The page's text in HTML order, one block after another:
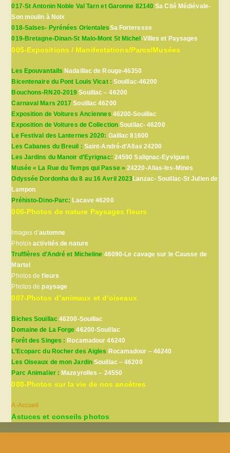
017-St Antonin Noble Val Tarn et Garonne 82140 Sa Cité Médiévale-
Son moulin à Noix
018-Salses- Pyrénées OrientalesSa Forteresse
019-Bretagne-Dinan-St Malo-Mont St Michel-Villes et Paysages
005-Expositions / Manifestations/Parcs/Musées
Les Epouvantails Nadaillac de Rouge-46350
Bicentenaire du Pont Louis Vicat : Souillac-46200
Bouchons-RN20-2019Souillac – 46200
Carnaval Mars 2017 Souillac 46200
Exposition de Voitures Anciennes 46200-Souillac
Exposition de Voitures de Collection Souillac- 46200
Le Festival des Lanternes 2020: Gaillac 81600
Les Cabanes du Breuil : Saint-André-d’Allas 24200
Les Jardins du Manoir d’Eyrignac: 24590 Salignac-Eyvigues
Musée « La Rue du Temps qui Passe » 24220-Allas-les-Mines
Odyssée Dordonha du 8 au 16 Avril 2023Lanzac- Souillac-St Julien de
Lampon
Préhisto-Dino-Parc:Lacave 46200
006-Photos de nature Paysages fleurs
Images d’automne
Photosactivités de nature
Truffières d’André et Micheline 46090-Le cavage sur le Causse de
Martel
Photos defleurs
Photos depaysage
007-Photos d’animaux et d’oiseaux
Biches Souillac46200-Souillac
Domaine de La Forge 46200-Souillac
Forêt des Singes :Rocamadour 46240
L’Ecoparc du Rocher des Aigles Rocamadour – 46240
Les Oiseaux de mon JardinSouillac – 46200
Parc Animalier : Mazeyrolles – 24550
008-Photos sur la vie de nos ancêtres
A-Accueil
Astuces et conseils photos